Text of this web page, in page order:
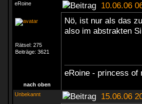
eRoine
10.06.06
Rätsel: 275
Beiträge: 3621
Nö, ist nur als das
also im abstrakten
eRoine - princess of
nach oben
Unbekannt
15.06.06